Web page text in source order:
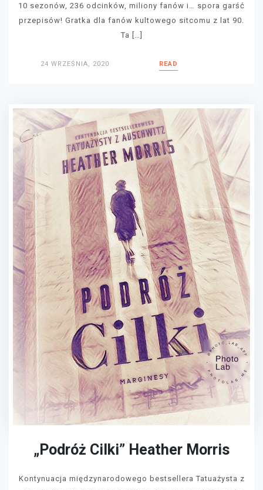
10 sezonów, 236 odcinków, miliony fanów i… spora garść
przepisów! Gratka dla fanów kultowego sitcomu z lat 90.
Ta […]
24 WRZEŚNIA, 2020 READ
„Podróż Cilki” Heather Morris
Kontynuacja międzynarodowego bestsellera Tatuażysta z